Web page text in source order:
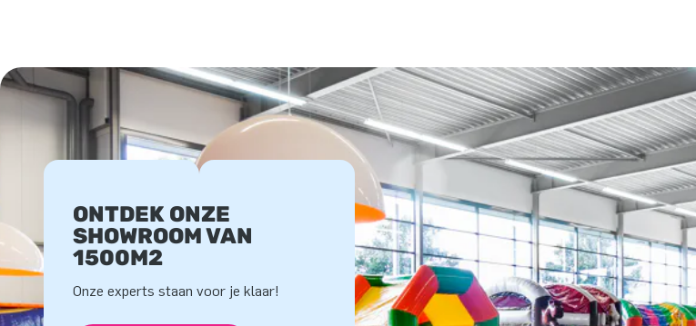
ONTDEK ONZE
SHOWROOM VAN
1500M2
Onze experts staan voor je klaar!